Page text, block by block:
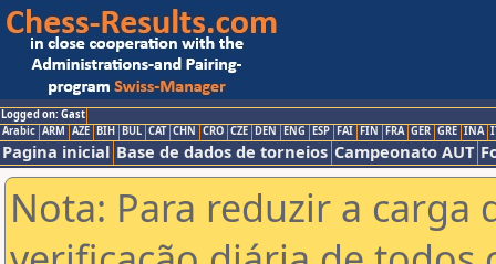
Logged on: Gast
Arabic ARM AZE BIH BUL CAT CHN CRO CZE DEN ENG ESP FAI FIN FRA GER GRE INA
Pagina inicial Base de dados de torneios Campeonato AUT
Nota: Para reduzir a carga